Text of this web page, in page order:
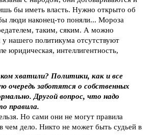
бы иметь власть. Нужно открыто об
люди наконец-то поняли... Мороза
таким, сяким. А можно
у нашего политикума отсутствуют
юридическая, интеллигентность,
хватили? Политики, как и все
очередь заботятся о собственных
Другой вопрос, что надо
правила.
Но сами они не могут правила
чем дело. Никто не может быть судьей в